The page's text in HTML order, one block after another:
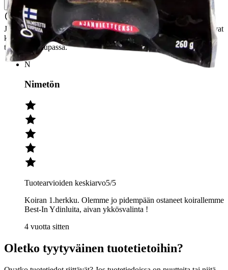
arvio
Julkaisemme tuotearvioita vain varmistetuista ostoksista. Niitä voivat
kirjoittaa asiakkaat, jotka ovat käyttäneet S-Etukorttia myymälässä
tai verkkokaupassa.
N
Nimetön
Tuotearvioiden keskiarvo5/5
Koiran 1.herkku. Olemme jo pidempään ostaneet koirallemme
Best-In Ydinluita, aivan ykkösvalinta !
4 vuotta sitten
Oletko tyytyväinen tuotetietoihin?